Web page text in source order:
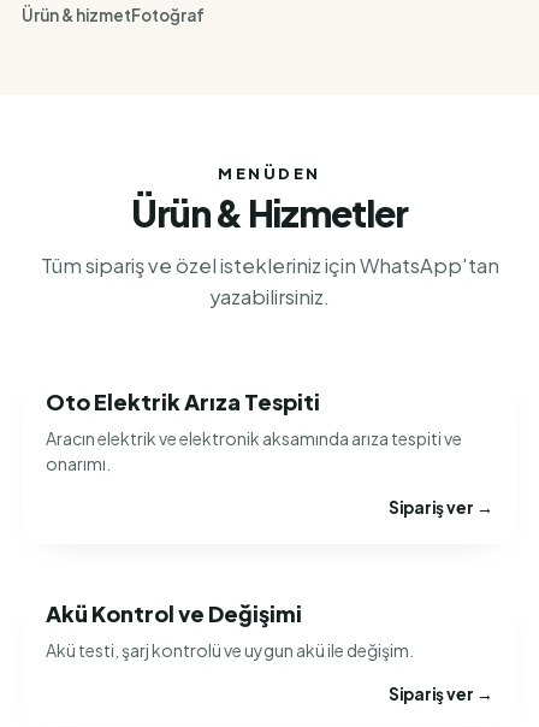
Ürün & hizmetFotoğraf
MENÜDEN
Ürün & Hizmetler
Tüm sipariş ve özel istekleriniz için WhatsApp'tan
yazabilirsiniz.
Oto Elektrik Arıza Tespiti
Aracın elektrik ve elektronik aksamında arıza tespiti ve
onarımı.
Sipariş ver →
Akü Kontrol ve Değişimi
Akü testi, şarj kontrolü ve uygun akü ile değişim.
Sipariş ver →